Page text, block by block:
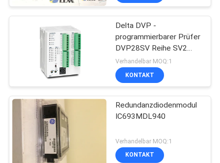
Delta DVP -
programmierbarer Prüfer
DVP28SV Reihe SV2
PLC Logik-Prüfer
Verhandelbar MOQ:1
KONTAKT
Redundanzdiodenmodul
IC693MDL940
Verhandelbar MOQ:1
KONTAKT